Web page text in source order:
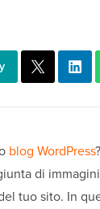
blog WordPress
di
tuo sito. In